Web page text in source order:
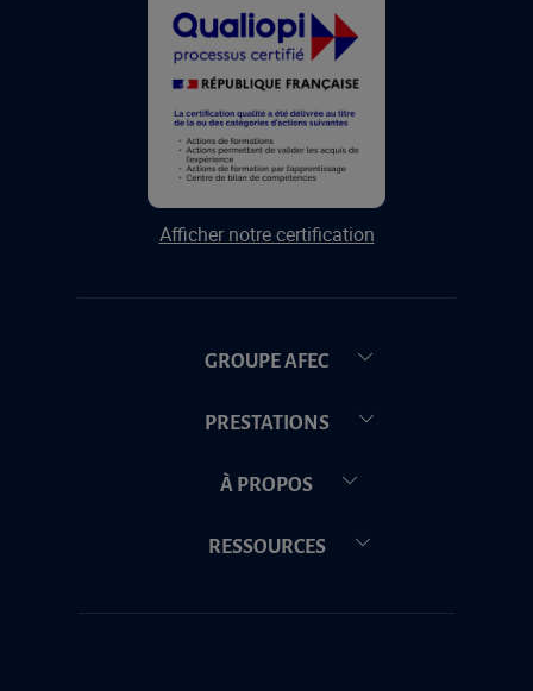
Afficher notre certification
GROUPE AFEC
PRESTATIONS
À PROPOS
RESSOURCES